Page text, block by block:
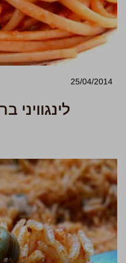
25/04/2014
לינגוויני